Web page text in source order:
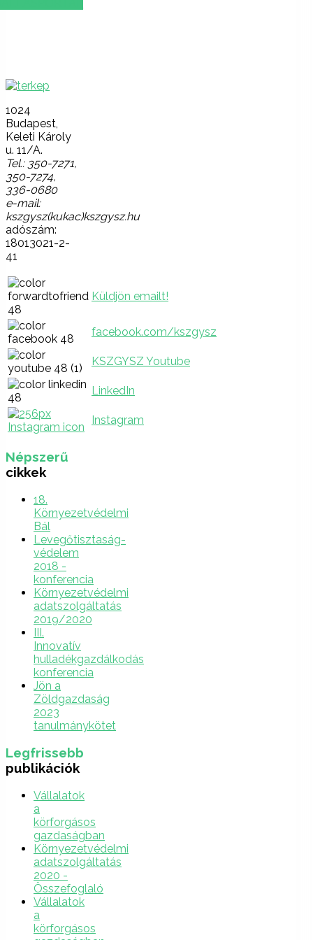
1024
Budapest,
Keleti Károly
u. 11/A.
Tel.: 350-7271,
350-7274,
336-0680
e-mail:
kszgysz(kukac)kszgysz.hu
adószám:
18013021-2-
41
Küldjön emailt!
facebook.com/kszgysz
KSZGYSZ Youtube
LinkedIn
Instagram
Népszerű
cikkek
18.
Környezetvédelmi
Bál
Levegőtisztaság-
védelem
2018 -
konferencia
Környezetvédelmi
adatszolgáltatás
2019/2020
III.
Innovatív
hulladékgazdálkodás
konferencia
Jön a
Zöldgazdaság
2023
tanulmánykötet
Legfrissebb
publikációk
Vállalatok
a
körforgásos
gazdaságban
Környezetvédelmi
adatszolgáltatás
2020 -
Összefoglaló
Vállalatok
a
körforgásos